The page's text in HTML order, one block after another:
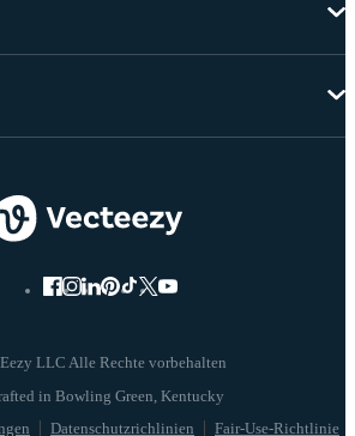
LLC Alle Rechte vorbehalten
Datenschutzrichlinien Fair-Use-Richtlinie